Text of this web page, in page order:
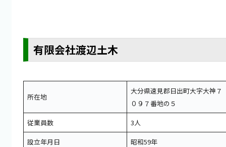
有限会社渡辺土木
所在地
大分県速見郡日出町大字大神７
０９７番地の５
従業員数
3人
設立年月日
昭和59年